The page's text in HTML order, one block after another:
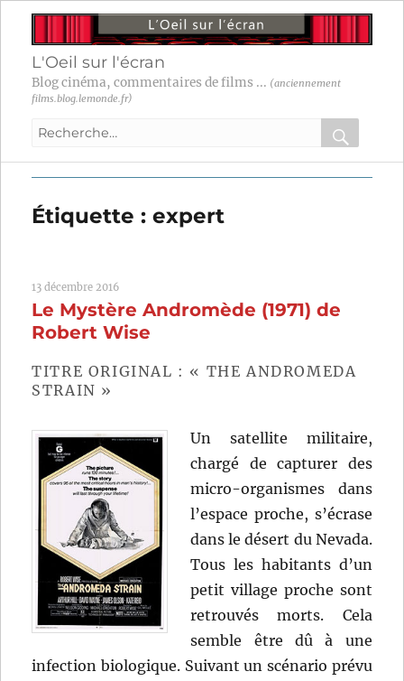
L'Oeil sur l'écran
Blog cinéma, commentaires de films ... (anciennement
films.blog.lemonde.fr)
Recherche
:
OK
Étiquette :expert
13 décembre 2016
Le Mystère Andromède (1971) de
Robert Wise
TITRE ORIGINAL : « THE ANDROMEDA
STRAIN »
Un satellite militaire,
chargé de capturer des
micro-organismes dans
l’espace proche, s’écrase
dans le désert du Nevada.
Tous les habitants d’un
petit village proche sont
retrouvés morts. Cela
semble être dû à une
infection biologique. Suivant un scénario prévu